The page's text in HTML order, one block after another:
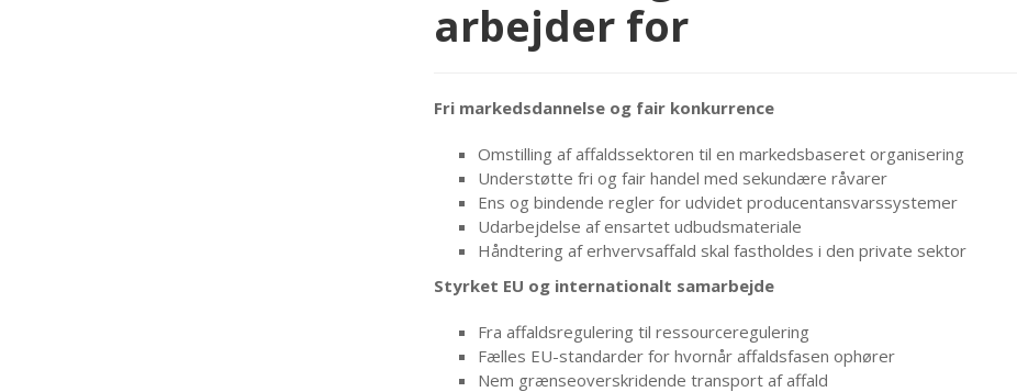
arbejder for
Fri markedsdannelse og fair konkurrence
Omstilling af affaldssektoren til en markedsbaseret organisering
Understøtte fri og fair handel med sekundære råvarer
Ens og bindende regler for udvidet producentansvarssystemer
Udarbejdelse af ensartet udbudsmateriale
Håndtering af erhvervsaffald skal fastholdes i den private sektor
Styrket EU og internationalt samarbejde
Fra affaldsregulering til ressourceregulering
Fælles EU-standarder for hvornår affaldsfasen ophører
Nem grænseoverskridende transport af affald